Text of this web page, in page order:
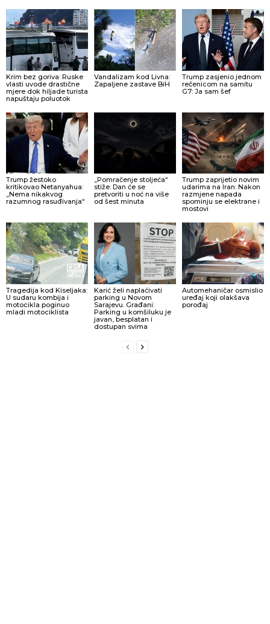
Krim bez goriva: Ruske
vlasti uvode drastične
mjere dok hiljade turista
napuštaju poluotok
Vandalizam kod Livna:
Zapaljene zastave BiH
Trump zasjenio jednom
rečenicom na samitu
G7: Ja sam šef
Trump žestoko
kritikovao Netanyahua:
„Nema nikakvog
razumnog rasuđivanja“
„Pomračenje stoljeća“
stiže: Dan će se
pretvoriti u noć na više
od šest minuta
Trump zaprijetio novim
udarima na Iran: Nakon
razmjene napada
spominju se elektrane i
mostovi
Tragedija kod Kiseljaka:
U sudaru kombija i
motocikla poginuo
mladi motociklista
Karić želi naplaćivati
parking u Novom
Sarajevu. Građani:
Parking u komšiluku je
javan, besplatan i
dostupan svima
Automehaničar osmislio
uređaj koji olakšava
porođaj